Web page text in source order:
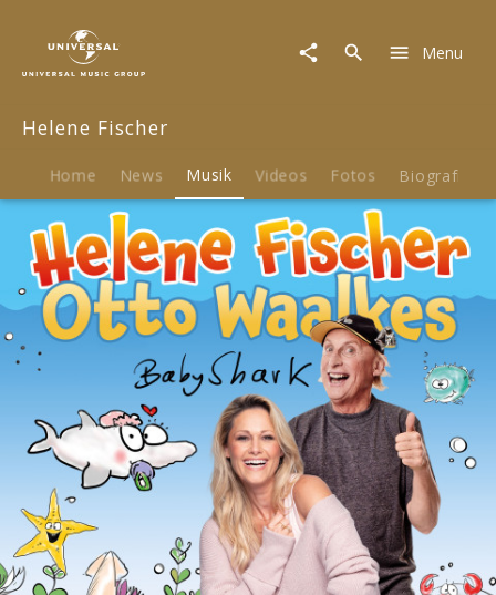
Musik
Baby
(Single)
Menu
Helene Fischer
Home News Musik Videos Fotos Biografie